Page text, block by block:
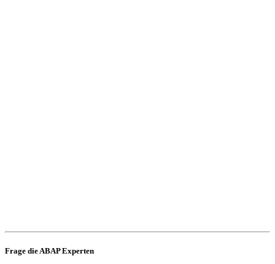
Frage die ABAP Experten